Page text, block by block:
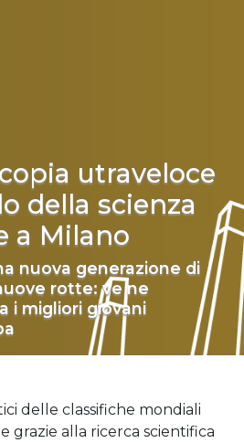
utraveloce
della scienza
a Milano
nuova generazione di
rotte: ve ne
i migliori giovani
delle classifiche mondiali
grazie alla ricerca scientifica